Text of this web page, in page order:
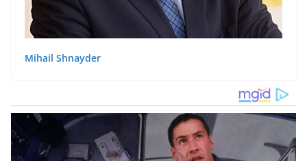
Mihail Shnayder